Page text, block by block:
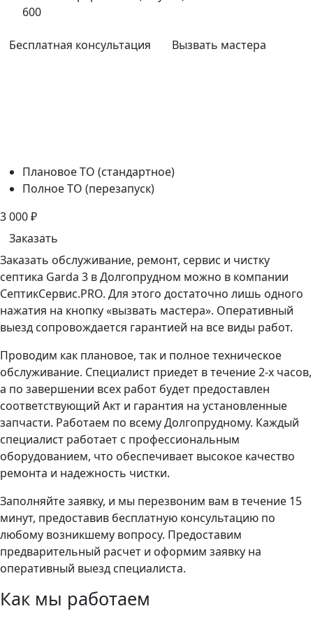
600
Бесплатная консультация Вызвать мастера
Плановое ТО (стандартное)
Полное ТО (перезапуск)
3 000₽
Заказать
Заказать обслуживание, ремонт, сервис и чистку
септика Garda 3 в Долгопрудном можно в компании
СептикСервис.PRO. Для этого достаточно лишь одного
нажатия на кнопку «вызвать мастера». Оперативный
выезд сопровождается гарантией на все виды работ.
Проводим как плановое, так и полное техническое
обслуживание. Специалист приедет в течение 2-х часов,
а по завершении всех работ будет предоставлен
соответствующий Акт и гарантия на установленные
запчасти. Работаем по всему Долгопрудному. Каждый
специалист работает с профессиональным
оборудованием, что обеспечивает высокое качество
ремонта и надежность чистки.
Заполняйте заявку, и мы перезвоним вам в течение 15
минут, предоставив бесплатную консультацию по
любому возникшему вопросу. Предоставим
предварительный расчет и оформим заявку на
оперативный выезд специалиста.
Как мы работаем